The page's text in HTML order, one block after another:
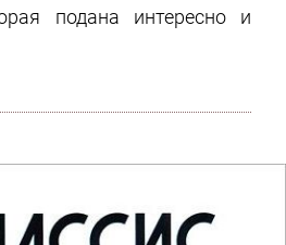
подана интересно и